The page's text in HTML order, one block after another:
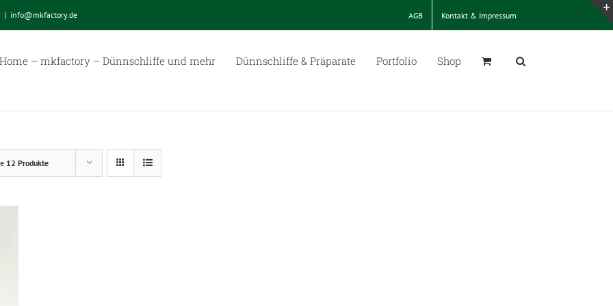
| info@mkfactory.de AGB Kontakt & Impressum
Home – mkfactory – Dünnschliffe und mehr Dünnschliffe & Präparate Portfolio Shop
12 Produkte